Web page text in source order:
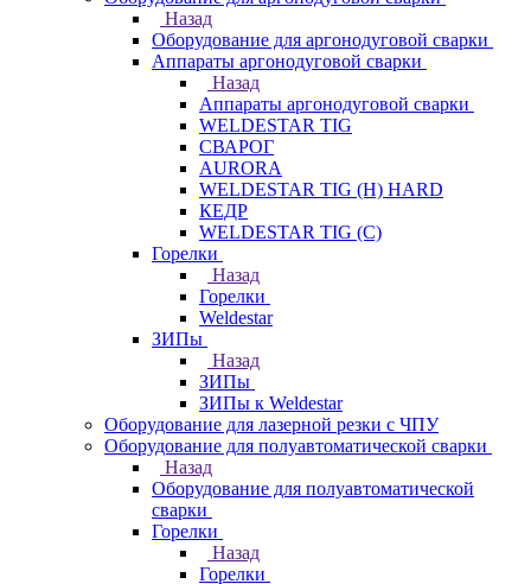
Назад
Оборудование для аргонодуговой сварки
Аппараты аргонодуговой сварки
Назад
Аппараты аргонодуговой сварки
WELDESTAR TIG
СВАРОГ
AURORA
WELDESTAR TIG (H) HARD
КЕДР
WELDESTAR TIG (С)
Горелки
Назад
Горелки
Weldestar
ЗИПы
Назад
ЗИПы
ЗИПы к Weldestar
Оборудование для лазерной резки с ЧПУ
Оборудование для полуавтоматической сварки
Назад
Оборудование для полуавтоматической
сварки
Горелки
Назад
Горелки